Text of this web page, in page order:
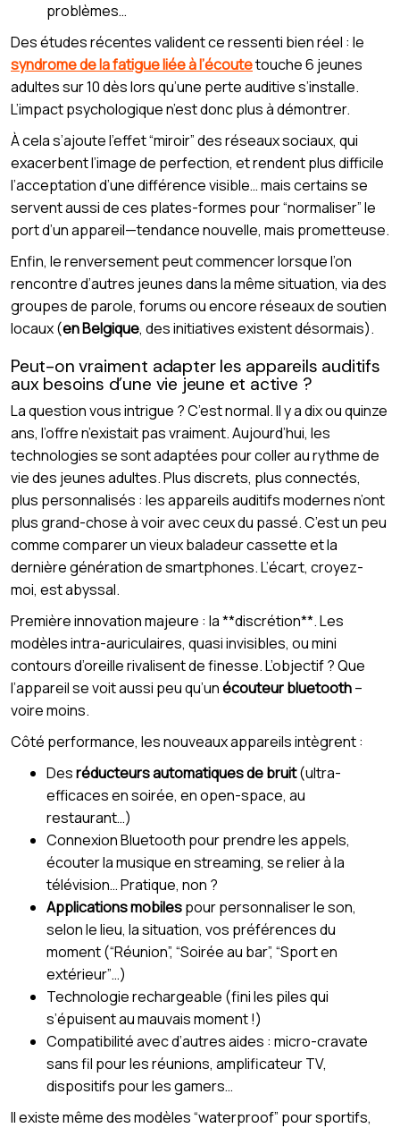
problèmes…
Des études récentes valident ce ressenti bien réel : le
syndrome de la fatigue liée à l’écoutetouche 6 jeunes
adultes sur 10 dès lors qu’une perte auditive s’installe.
L’impact psychologique n’est donc plus à démontrer.
À cela s’ajoute l’effet “miroir” des réseaux sociaux, qui
exacerbent l’image de perfection, et rendent plus difficile
l’acceptation d’une différence visible… mais certains se
servent aussi de ces plates-formes pour “normaliser” le
port d’un appareil—tendance nouvelle, mais prometteuse.
Enfin, le renversement peut commencer lorsque l’on
rencontre d’autres jeunes dans la même situation, via des
groupes de parole, forums ou encore réseaux de soutien
locaux (en Belgique, des initiatives existent désormais).
Peut-on vraiment adapter les appareils auditifs
aux besoins d’une vie jeune et active ?
La question vous intrigue ? C’est normal. Il y a dix ou quinze
ans, l’offre n’existait pas vraiment. Aujourd’hui, les
technologies se sont adaptées pour coller au rythme de
vie des jeunes adultes. Plus discrets, plus connectés,
plus personnalisés : les appareils auditifs modernes n’ont
plus grand-chose à voir avec ceux du passé. C’est un peu
comme comparer un vieux baladeur cassette et la
dernière génération de smartphones. L’écart, croyez-
moi, est abyssal.
Première innovation majeure : la **discrétion**. Les
modèles intra-auriculaires, quasi invisibles, ou mini
contours d’oreille rivalisent de finesse. L’objectif ? Que
l’appareil se voit aussi peu qu’unécouteur bluetooth–
voire moins.
Côté performance, les nouveaux appareils intègrent :
Desréducteurs automatiques de bruit(ultra-
efficaces en soirée, en open-space, au
restaurant…)
Connexion Bluetooth pour prendre les appels,
écouter la musique en streaming, se relier à la
télévision… Pratique, non ?
Applications mobilespour personnaliser le son,
selon le lieu, la situation, vos préférences du
moment (“Réunion”, “Soirée au bar”, “Sport en
extérieur”…)
Technologie rechargeable (fini les piles qui
s’épuisent au mauvais moment !)
Compatibilité avec d’autres aides : micro-cravate
sans fil pour les réunions, amplificateur TV,
dispositifs pour les gamers…
Il existe même des modèles “waterproof” pour sportifs,